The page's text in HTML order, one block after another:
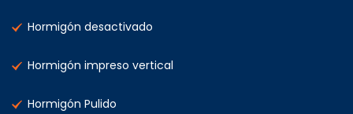
Hormigón desactivado
Hormigón impreso vertical
Hormigón Pulido